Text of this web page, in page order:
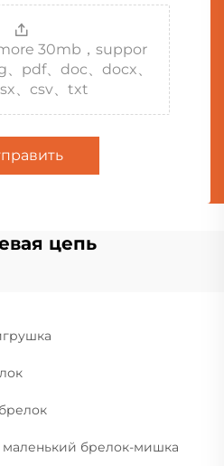
30mb，suppor
pdf、doc、docx、
、csv、txt
цепь
маленький брелок-мишка